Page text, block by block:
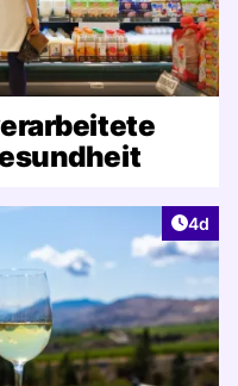
4d